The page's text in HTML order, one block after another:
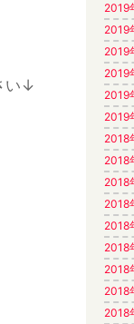
い↓
2019
2019
2019
2019
2019
2019
2018
2018
2018
2018
2018
2018
2018
2018
2018